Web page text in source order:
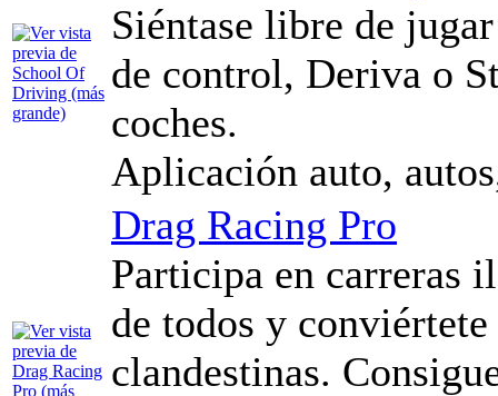
Siéntase libre de
de control, Deriva o
coches.
Aplicación auto,
Drag Racing Pro
Participa en carreras
de todos y
clandestinas.